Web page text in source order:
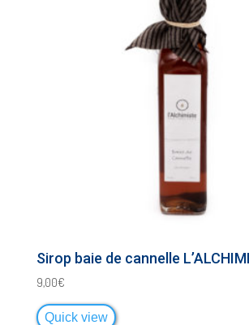
Sirop baie de cannelle
9,00€
Quick view